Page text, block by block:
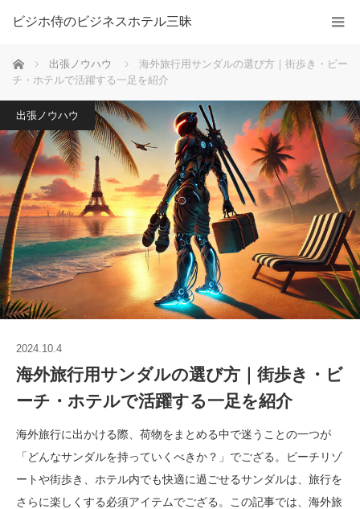
ビジホ侍のビジネスホテル三昧
ホーム 出張ノウハウ
海外旅行用サンダルの選び方｜街歩き・ビー
チ・ホテルで活躍する一足を紹介
出張ノウハウ
2024.10.4
海外旅行用サンダルの選び方｜街歩き・ビ
ーチ・ホテルで活躍する一足を紹介
海外旅行に出かける際、荷物をまとめる中で迷うことの一つが
「どんなサンダルを持っていくべきか？」でござる。ビーチリゾ
ートや街歩き、ホテル内でも快適に過ごせるサンダルは、旅行を
さらに楽しくする必須アイテムでござる。この記事では、海外旅